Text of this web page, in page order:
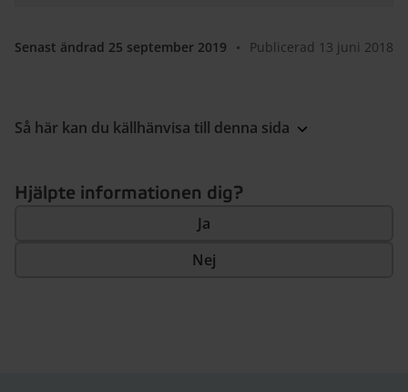
Senast ändrad 25 september 2019 • Publicerad 13 juni 2018
Så här kan du källhänvisa till denna sida
Hjälpte informationen dig?
Ja
Nej